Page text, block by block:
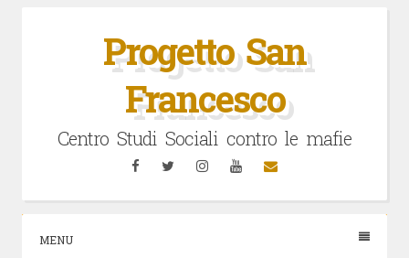
Progetto San
Francesco
Centro Studi Sociali contro le mafie
FacebookTwitterInstagramYouTubeEmail
MENU